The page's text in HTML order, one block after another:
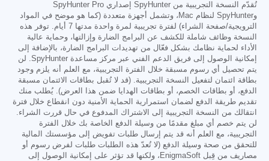
تُقدّم النسخة التجريبية من SpyHunter إصداري SpyHunter Pro
وSpyHunter لنظام Mac، وتشمل أجهزة متعددة (كما هو موضح في المواد
الترويجية/صفحة الشراء) لفترة تجريبية لمرة واحدة مدتها 7 أيام. توفر هذه
النسخة وظائف شاملة للكشف عن البرامج الضارة وإزالتها، وحماية عالية
الأداء لحماية نظامك بشكل فعّال من تهديدات البرامج الضارة، بالإضافة إلى
إمكانية الوصول إلى فريق الدعم الفني عبر مركز مساعدة SpyHunter. لن
يتم تحصيل أي رسوم مسبقة خلال الفترة التجريبية، مع العلم أنه يلزم وجود
بطاقة ائتمان لتفعيل النسخة التجريبية. (قد لا تُقبل بطاقات الائتمان مسبقة
الدفع، أو بطاقات الخصم، أو بطاقات الهدايا ضمن هذا العرض). يُطلب منك
تقديم طريقة الدفع لضمان استمرارية الحماية الأمنية دون انقطاع خلال فترة
انتقالك من النسخة التجريبية إلى الاشتراك المدفوع في حال قررت الشراء.
لن يتم خصم أي مبلغ مقدمًا من وسيلة الدفع الخاصة بك خلال الفترة
التجريبية، مع العلم أنه قد يتم إرسال طلبات تفويض إلى مؤسستك المالية
للتحقق من صحة وسيلة الدفع (لا تُعدّ هذه الطلبات طلبات لفرض رسوم أو
مصاريف من قِبل EnigmaSoft، ولكنها قد تؤثر على إمكانية الوصول إلى